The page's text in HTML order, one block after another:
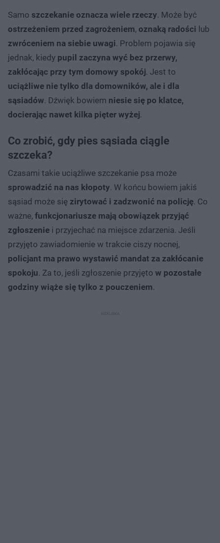
Samo szczekanie oznacza wiele rzeczy. Może być
ostrzeżeniem przed zagrożeniem, oznaką radości lub
zwróceniem na siebie uwagi. Problem pojawia się
jednak, kiedy pupil zaczyna wyć bez przerwy,
zakłócając przy tym domowy spokój. Jest to
uciążliwe nie tylko dla domowników, ale i dla
sąsiadów. Dźwięk bowiem niesie się po klatce,
docierając nawet kilka pięter wyżej.
Co zrobić, gdy pies sąsiada ciągle
szczeka?
Czasami takie uciążliwe szczekanie psa może
sprowadzić na nas kłopoty. W końcu bowiem jakiś
sąsiad może się zirytować i zadzwonić na policję. Co
ważne, funkcjonariusze mają obowiązek przyjąć
zgłoszenie i przyjechać na miejsce zdarzenia. Jeśli
przyjęto zawiadomienie w trakcie ciszy nocnej,
policjant ma prawo wystawić mandat za zakłócanie
spokoju. Za to, jeśli zgłoszenie przyjęto w pozostałe
godziny wiąże się tylko z pouczeniem.